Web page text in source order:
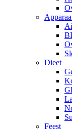
Dieet
Feest